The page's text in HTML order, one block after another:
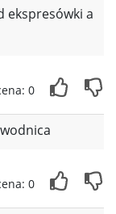
ekspresówki a
0
0